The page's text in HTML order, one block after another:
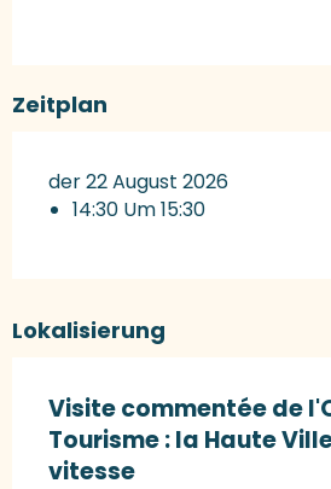
Zeitplan
der 22 August 2026
14:30 Um 15:30
Lokalisierung
Visite commentée de
Tourisme : la Haute
vitesse